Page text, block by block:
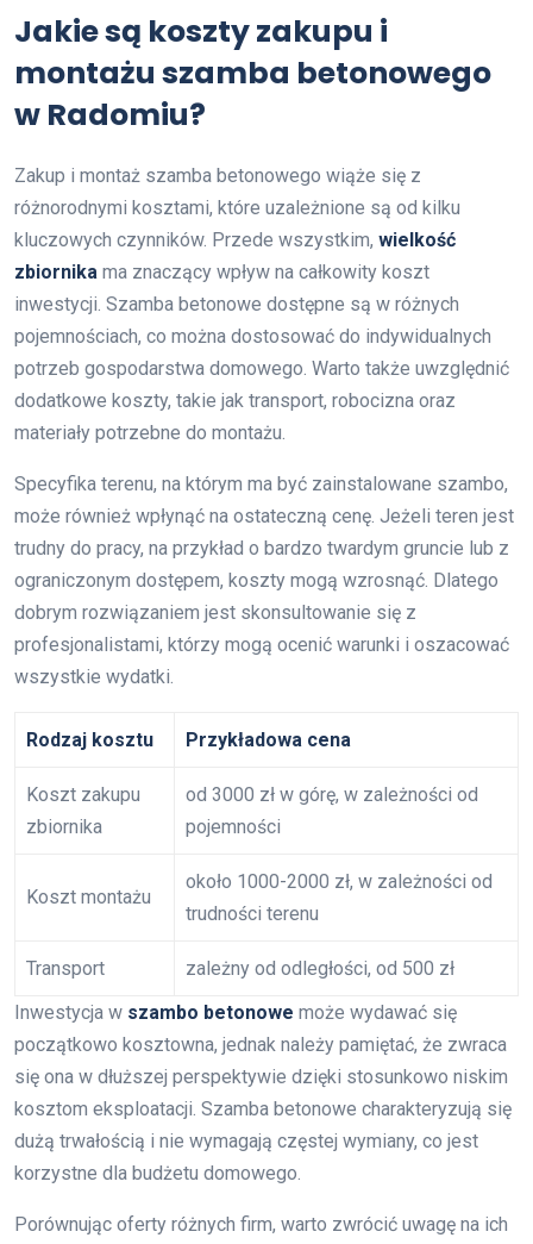
Jakie są koszty zakupu i
montażu szamba betonowego
w Radomiu?
Zakup i montaż szamba betonowego wiąże się z
różnorodnymi kosztami, które uzależnione są od kilku
kluczowych czynników. Przede wszystkim, wielkość
zbiornika ma znaczący wpływ na całkowity koszt
inwestycji. Szamba betonowe dostępne są w różnych
pojemnościach, co można dostosować do indywidualnych
potrzeb gospodarstwa domowego. Warto także uwzględnić
dodatkowe koszty, takie jak transport, robocizna oraz
materiały potrzebne do montażu.
Specyfika terenu, na którym ma być zainstalowane szambo,
może również wpłynąć na ostateczną cenę. Jeżeli teren jest
trudny do pracy, na przykład o bardzo twardym gruncie lub z
ograniczonym dostępem, koszty mogą wzrosnąć. Dlatego
dobrym rozwiązaniem jest skonsultowanie się z
profesjonalistami, którzy mogą ocenić warunki i oszacować
wszystkie wydatki.
Rodzaj kosztu Przykładowa cena
Koszt zakupu
zbiornika
od 3000 zł w górę, w zależności od
pojemności
Koszt montażu
około 1000-2000 zł, w zależności od
trudności terenu
Transport
zależny od odległości, od 500 zł
Inwestycja w szambo betonowe może wydawać się
początkowo kosztowna, jednak należy pamiętać, że zwraca
się ona w dłuższej perspektywie dzięki stosunkowo niskim
kosztom eksploatacji. Szamba betonowe charakteryzują się
dużą trwałością i nie wymagają częstej wymiany, co jest
korzystne dla budżetu domowego.
Porównując oferty różnych firm, warto zwrócić uwagę na ich